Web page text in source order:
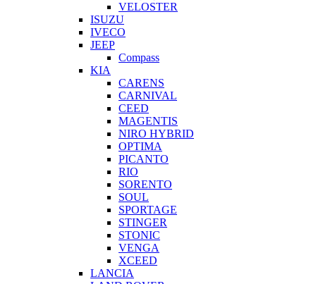
VELOSTER
ISUZU
IVECO
JEEP
Compass
KIA
CARENS
CARNIVAL
CEED
MAGENTIS
NIRO HYBRID
OPTIMA
PICANTO
RIO
SORENTO
SOUL
SPORTAGE
STINGER
STONIC
VENGA
XCEED
LANCIA